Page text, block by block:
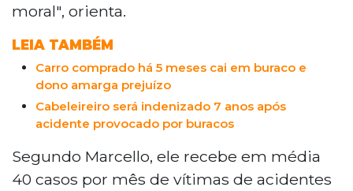
moral", orienta.
LEIA TAMBÉM
Carro comprado há 5 meses cai em buraco e
dono amarga prejuízo
Cabeleireiro será indenizado 7 anos após
acidente provocado por buracos
Segundo Marcello, ele recebe em média
40 casos por mês de vítimas de acidentes